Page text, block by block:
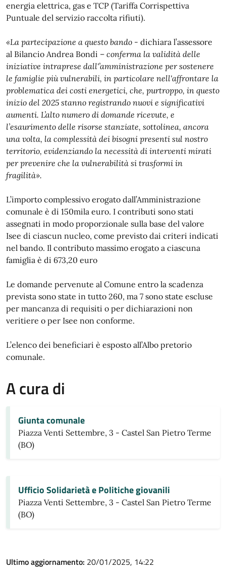
energia elettrica, gas e TCP (Tariffa Corrispettiva
Puntuale del servizio raccolta rifiuti).
«La partecipazione a questo bando - dichiara l’assessore
al Bilancio Andrea Bondi – conferma la validità delle
iniziative intraprese dall'’amministrazione per sostenere
le famiglie più vulnerabili, in particolare nell'affrontare la
problematica dei costi energetici, che, purtroppo, in questo
inizio del 2025 stanno registrando nuovi e significativi
aumenti. L’alto numero di domande ricevute, e
l’esaurimento delle risorse stanziate, sottolinea, ancora
una volta, la complessità dei bisogni presenti sul nostro
territorio, evidenziando la necessità di interventi mirati
per prevenire che la vulnerabilità si trasformi in
fragilità».
L’importo complessivo erogato dall’Amministrazione
comunale è di 150mila euro. I contributi sono stati
assegnati in modo proporzionale sulla base del valore
Isee di ciascun nucleo, come previsto dai criteri indicati
nel bando. Il contributo massimo erogato a ciascuna
famiglia è di 673,20 euro
Le domande pervenute al Comune entro la scadenza
prevista sono state in tutto 260, ma 7 sono state escluse
per mancanza di requisiti o per dichiarazioni non
veritiere o per Isee non conforme.
L’elenco dei beneficiari è esposto all’Albo pretorio
comunale.
A cura di
Giunta comunale
Piazza Venti Settembre, 3 - Castel San Pietro Terme
(BO)
Ufficio Solidarietà e Politiche giovanili
Piazza Venti Settembre, 3 - Castel San Pietro Terme
(BO)
Ultimo aggiornamento: 20/01/2025, 14:22